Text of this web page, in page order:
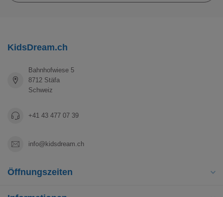
KidsDream.ch
Bahnhofwiese 5
8712 Stäfa
Schweiz
+41 43 477 07 39
info@kidsdream.ch
Öffnungszeiten